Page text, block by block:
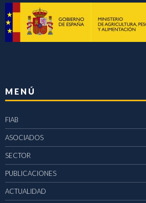
MENÚ
FIAB
ASOCIADOS
SECTOR
PUBLICACIONES
ACTUALIDAD